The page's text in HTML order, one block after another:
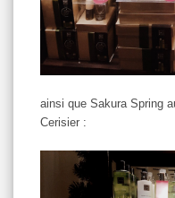
ainsi que Sakura Spring
Cerisier :